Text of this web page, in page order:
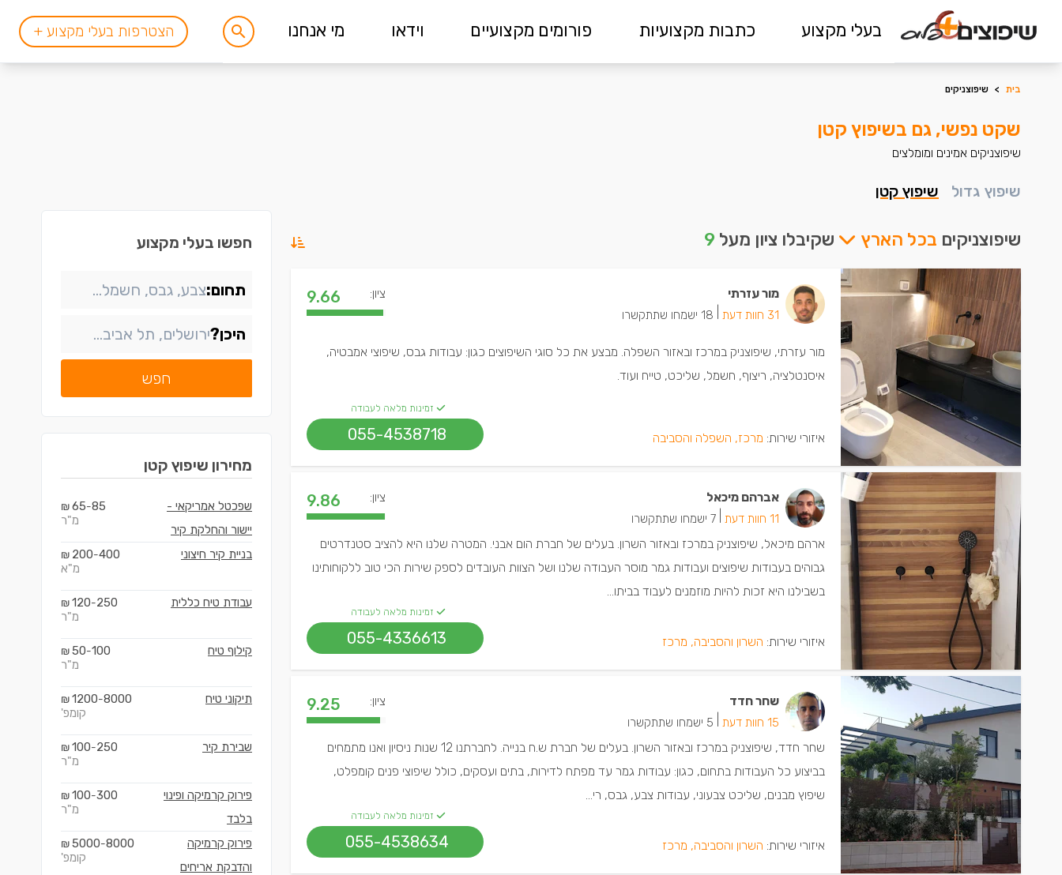
בעלי מקצוע כתבות מקצועיות פורומים מקצועיים וידאו מי אנחנו הצטרפות בעלי מקצוע +
בית > שיפוצניקים
שקט נפשי, גם בשיפוץ קטן
שיפוצניקים אמינים ומומלצים
שיפוץ גדול שיפוץ קטן
שיפוצניקים בכל הארץ שקיבלו ציון מעל 9
מור עזרתי
31 חוות דעת 18 ישמחו שתתקשרו
ציון: 9.66
מור עזרתי, שיפוצניק במרכז ובאזור השפלה. מבצע את כל סוגי השיפוצים כגון: עבודות גבס, שיפוצי אמבטיה,
איסנטלציה, ריצוף, חשמל, שליכט, טייח ועוד.
איזורי שירות: מרכז, השפלה והסביבה
זמינות מלאה לעבודה
055-4538718
אברהם מיכאל
11 חוות דעת 7 ישמחו שתתקשרו
ציון: 9.86
ארהם מיכאל, שיפוצניק במרכז ובאזור השרון. בעלים של חברת הום אבני. המטרה שלנו היא להציב סטנדרטים
גבוהים בעבודות שיפוצים ועבודות גמר מוסר העבודה שלנו ושל הצוות העובדים לספק שירות הכי טוב ללקוחותינו
בשבילנו היא זכות להיות מוזמנים לעבוד בביתו...
איזורי שירות: השרון והסביבה, מרכז
זמינות מלאה לעבודה
055-4336613
שחר חדד
15 חוות דעת 5 ישמחו שתתקשרו
ציון: 9.25
שחר חדד, שיפוצניק במרכז ובאזור השרון. בעלים של חברת ש.ח בנייה. לחברתנו 12 שנות ניסיון ואנו מתמחים
בביצוע כל העבודות בתחום, כגון: עבודות גמר עד מפתח לדירות, בתים ועסקים, כולל שיפוצי פנים קומפלט,
שיפוץ מבנים, שליכט צבעוני, עבודות צבע, גבס, רי...
איזורי שירות: השרון והסביבה, מרכז
זמינות מלאה לעבודה
055-4538634
חפשו בעלי מקצוע
תחום:
היכן?
חפש
מחירון שיפוץ קטן
שפכטל אמריקאי -
יישור והחלקת קיר
65-85
₪
מ"ר
בניית קיר חיצוני 200-400
₪
מ"א
עבודת טיח כללית 120-250
₪
מ"ר
קילוף טיח 50-100
₪
מ"ר
תיקוני טיח 1200-8000
₪
קומפ'
שבירת קיר 100-250
₪
מ"ר
פירוק קרמיקה ופינוי
בלבד
100-300
₪
מ"ר
פירוק קרמיקה
והדבקת אריחים
5000-8000
₪
קומפ'